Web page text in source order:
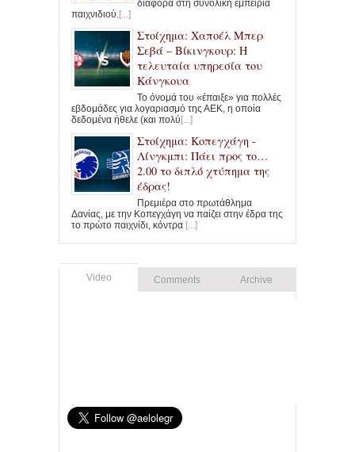
διαφορά στη συνολική εμπειρία
παιχνιδιού.[...]
Στοίχημα: Χαποέλ Μπερ
Σεβά – Βίκινγκουρ: Η
τελευταία υπηρεσία του
Κάνγκουα
Το όνομά του «έπαιξε» για πολλές
εβδομάδες για λογαριασμό της ΑΕΚ, η οποία
δεδομένα ήθελε (και πολύ [...]
Στοίχημα: Κοπεγχάγη -
Λίνγκμπι: Πάει προς το…
2.00 το διπλό χτύπημα της
έδρας!
Πρεμιέρα στο πρωτάθλημα
Δανίας, με την Κοπεγχάγη να παίζει στην έδρα της
το πρώτο παιχνίδι, κόντρα [...]
Video Comments Archive